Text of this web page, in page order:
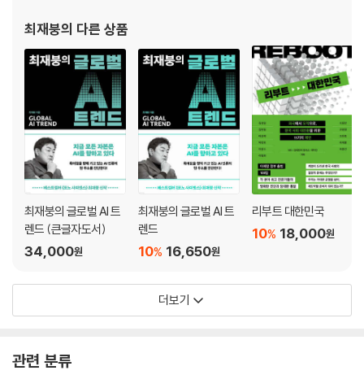
도│이인섭의 홍범도 회상기
-부록 2 홍범도 항일역전표(1891~1909년)
-부록 3 홍범도 연표
『코로나 사피엔스』
들어가는 글_ 예전과 완전히 다른 삶을 살아갈 우리, 코로나 사피엔스를
위하여
포스트 코로나[1] 생태와 인간_ 최재천
“바이러스 3~5년마다 창궐한다”
포스트 코로나[2] 경제의 재편_ 장하준
최재붕의 다른 상품
최재붕의 글로벌 AI 트
렌드 (큰글자도서)
34,000원
최재붕의 글로벌 AI 트
렌드
16,650원
10%
리부트 대한민국
18,000원
10%
더보기
관련 분류